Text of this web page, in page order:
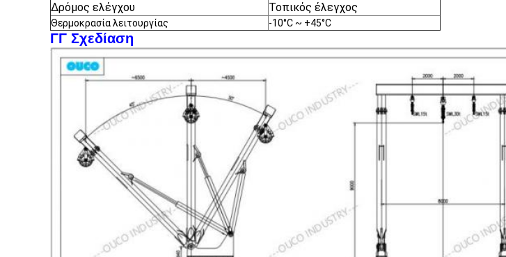
Δρόμος ελέγχου
Τοπικός έλεγχος
Θερμοκρασία λειτουργίας -10°C ~ +45°C
ΓΓ Σχεδίαση